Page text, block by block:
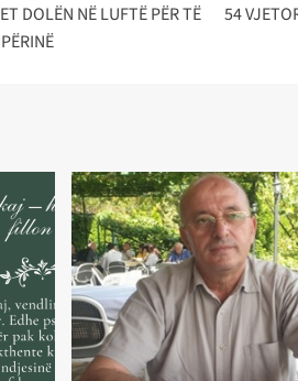
DOLËN NË LUFTË PËR TË
54